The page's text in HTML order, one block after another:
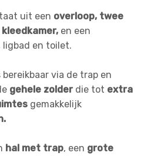
uit een overloop, twee
kleedkamer, en een
en toilet.
bereikbaar via de trap en
gehele zolderdie tot extra
gemakkelijk
hal met trap, een grote